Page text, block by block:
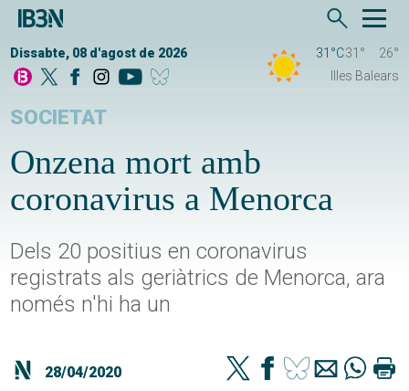
Dissabte, 08 d'agost de 2026 31°C31°
26°
Illes Balears
SOCIETAT
Onzena mort amb
coronavirus a Menorca
Dels 20 positius en coronavirus
registrats als geriàtrics de Menorca, ara
només n'hi ha un
28/04/2020